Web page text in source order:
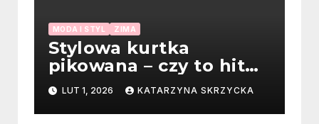
MODA I STYL ZIMA
Stylowa kurtka
pikowana – czy to hit
zimy 2025/2026?
LUT 1, 2026 KATARZYNA SKRZYCKA